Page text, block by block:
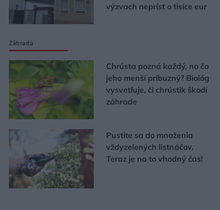
výzvach neprísť o tisíce eur
Záhrada
Chrústa pozná každý, no čo
jeho menší príbuzný? Biológ
vysvetľuje, či chrústik škodí
záhrade
Pustite sa do množenia
vždyzelených listnáčov.
Teraz je na to vhodný čas!